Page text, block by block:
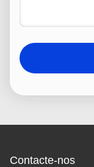
Contacte-nos